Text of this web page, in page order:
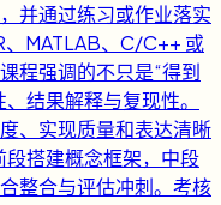
并通过练习或作业落实
MATLAB、C/C++ 或
程强调的不只是“得到
结果解释与复现性。
、实现质量和表达清晰
段搭建概念框架，中段
整合与评估冲刺。考核